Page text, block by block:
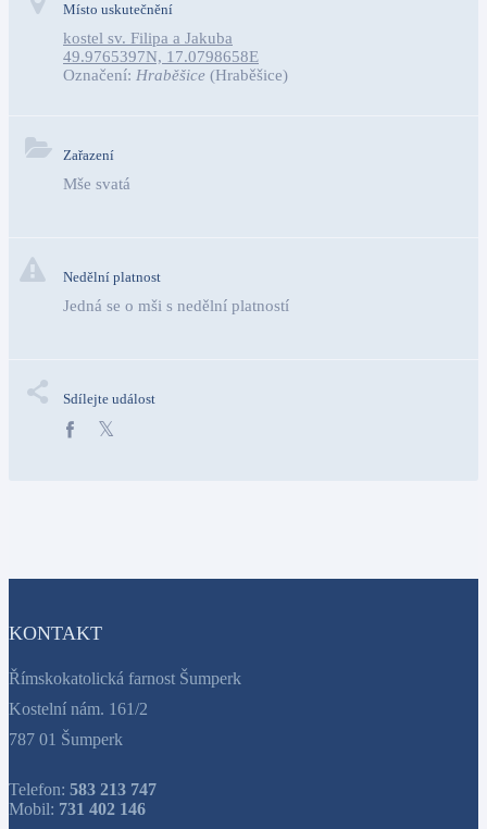
Místo uskutečnění
kostel sv. Filipa a Jakuba
49.9765397N, 17.0798658E
Označení: Hraběšice (Hraběšice)
Zařazení
Mše svatá
Nedělní platnost
Jedná se o mši s nedělní platností
Sdílejte událost
KONTAKT
Římskokatolická farnost Šumperk
Kostelní nám. 161/2
787 01 Šumperk
Telefon: 583 213 747
Mobil: 731 402 146